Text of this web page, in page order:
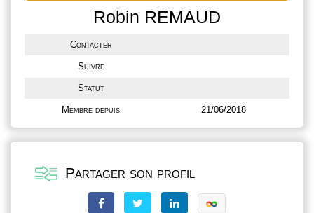
Robin REMAUD
Contacter
Suivre
Statut
Membre depuis 21/06/2018
Partager son profil